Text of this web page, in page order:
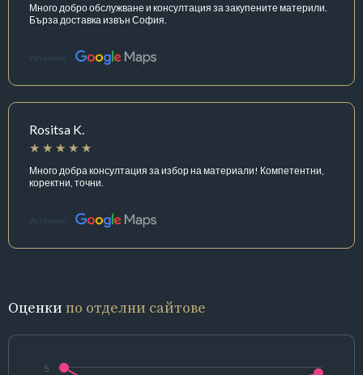
Много добро обслужване и консултация за закупените материли.
Бърза доставка извън София.
Източник:
Rositsa K.
Много добра консултация за избор на материали! Компетентни,
коректни, точни.
Източник:
Оценки по отделни сайтове
5